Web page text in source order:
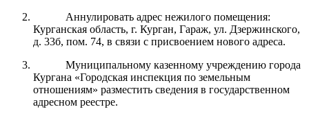
Аннулировать адрес нежилого помещения:
Курганская область, г. Курган, Гараж, ул. Дзержинского,
д. 33б, пом. 74, в связи с присвоением нового адреса.
Муниципальному казенному учреждению города
Кургана «Городская инспекция по земельным
отношениям» разместить сведения в государственном
адресном реестре.